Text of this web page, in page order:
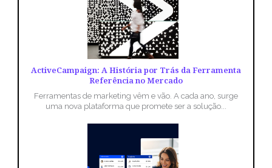
ActiveCampaign: A História por Trás da Ferramenta
Referência no Mercado
Ferramentas de marketing vêm e vão. A cada ano, surge
uma nova plataforma que promete ser a solução...